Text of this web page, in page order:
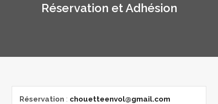
Réservation et Adhésion
Réservation : chouetteenvol@gmail.com